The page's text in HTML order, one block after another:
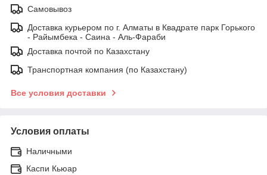
Самовывоз
Доставка курьером по г. Алматы в Квадрате парк Горького
- Райымбека - Саина - Аль-Фараби
Доставка почтой по Казахстану
Транспортная компания (по Казахстану)
Все условия доставки
Условия оплаты
Наличными
Каспи Кьюар